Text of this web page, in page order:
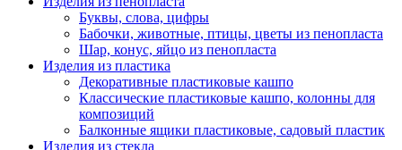
Буквы, слова, цифры
Бабочки, животные, птицы, цветы из пенопласта
Шар, конус, яйцо из пенопласта
Изделия из пластика
Декоративные пластиковые кашпо
Классические пластиковые кашпо, колонны для
композиций
Балконные ящики пластиковые, садовый пластик
Изделия из стекла